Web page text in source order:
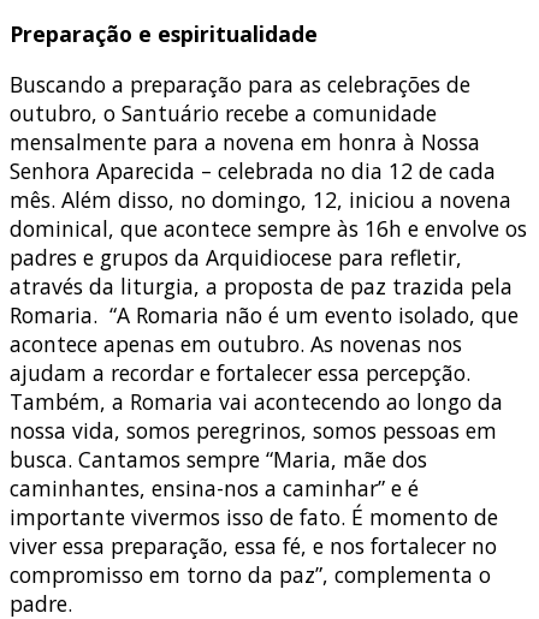
Preparação e espiritualidade
Buscando a preparação para as celebrações de
outubro, o Santuário recebe a comunidade
mensalmente para a novena em honra à Nossa
Senhora Aparecida – celebrada no dia 12 de cada
mês. Além disso, no domingo, 12, iniciou a novena
dominical, que acontece sempre às 16h e envolve os
padres e grupos da Arquidiocese para refletir,
através da liturgia, a proposta de paz trazida pela
Romaria. “A Romaria não é um evento isolado, que
acontece apenas em outubro. As novenas nos
ajudam a recordar e fortalecer essa percepção.
Também, a Romaria vai acontecendo ao longo da
nossa vida, somos peregrinos, somos pessoas em
busca. Cantamos sempre “Maria, mãe dos
caminhantes, ensina-nos a caminhar” e é
importante vivermos isso de fato. É momento de
viver essa preparação, essa fé, e nos fortalecer no
compromisso em torno da paz”, complementa o
padre.